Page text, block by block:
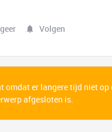
Volgen
er langere tijd niet op
afgesloten is.